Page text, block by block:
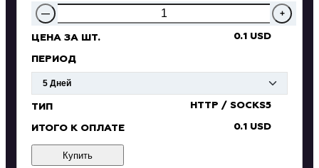
— +
ЦЕНА ЗА ШТ. 0.1 USD
ПЕРИОД
ТИП HTTP / SOCKS5
ИТОГО К ОПЛАТЕ 0.1 USD
Купить